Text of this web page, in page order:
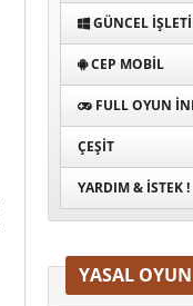
GÜNCEL
CEP MOBIL
FULL OYUN
ÇEŞIT
YARDIM & İSTEK !
YASAL